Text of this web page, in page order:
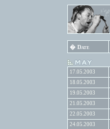
� Date
17.05.2003
18.05.2003
19.05.2003
21.05.2003
22.05.2003
24.05.2003